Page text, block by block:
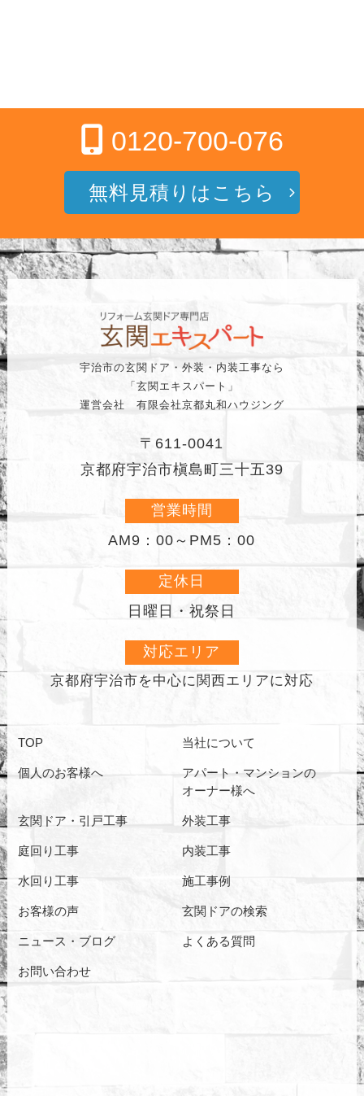
0120-700-076
無料見積りはこちら
宇治市の玄関ドア・外装・内装工事なら
「玄関エキスパート」
運営会社 有限会社京都丸和ハウジング
〒611-0041
京都府宇治市槇島町三十五39
営業時間
AM9：00～PM5：00
定休日
日曜日・祝祭日
対応エリア
京都府宇治市を中心に関西エリアに対応
TOP 当社について
個人のお客様へ
アパート・マンションの
オーナー様へ
玄関ドア・引戸工事 外装工事
庭回り工事 内装工事
水回り工事 施工事例
お客様の声 玄関ドアの検索
ニュース・ブログ よくある質問
お問い合わせ